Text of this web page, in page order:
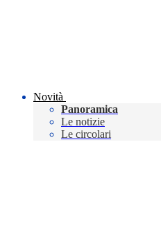
Novità
Panoramica
Le notizie
Le circolari